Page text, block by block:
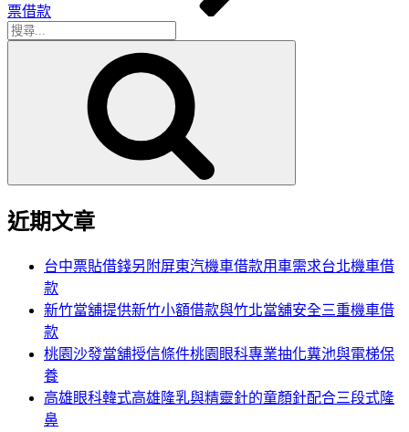
票借款
搜
近期文章
台中票貼借錢另附屏東汽機車借款用車需求台北機車借
款
新竹當舖提供新竹小額借款與竹北當舖安全三重機車借
款
桃園沙發當舖授信條件桃園眼科專業抽化糞池與電梯保
養
高雄眼科韓式高雄隆乳與精靈針的童顏針配合三段式隆
鼻